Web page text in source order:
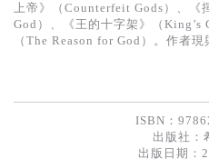
上帝》（Counterfeit Gods）、《
God）、《王的十字架》（King’s
（The Reason for God）。作者現
ISBN：
出版社：
出版日期：